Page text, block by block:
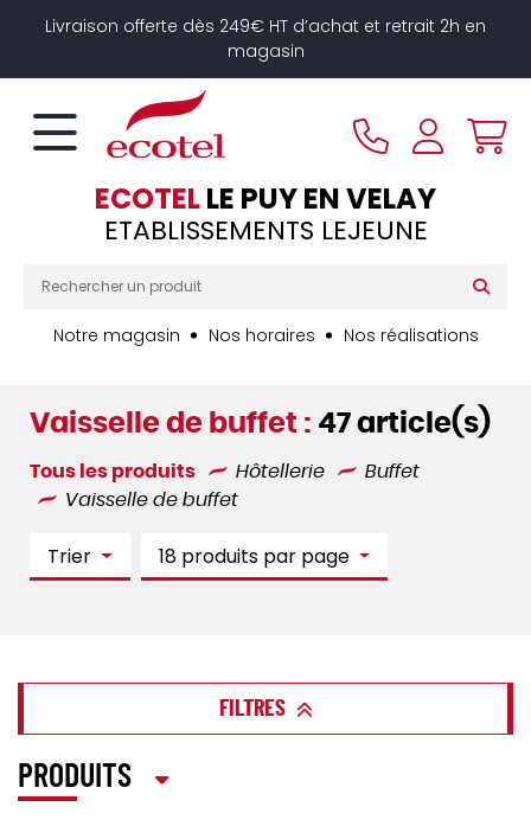
Livraison offerte dès 249€ HT d’achat et retrait 2h en
magasin
ECOTELLE PUY EN VELAY
ETABLISSEMENTS LEJEUNE
Notre magasin Nos horaires Nos réalisations
Vaisselle de buffet : 47 article(s)
Tous les produits Hôtellerie
Buffet
Vaisselle de buffet
Trier 18 produits par page
FILTRES
PRODUITS
Panneau de gestion des cookies